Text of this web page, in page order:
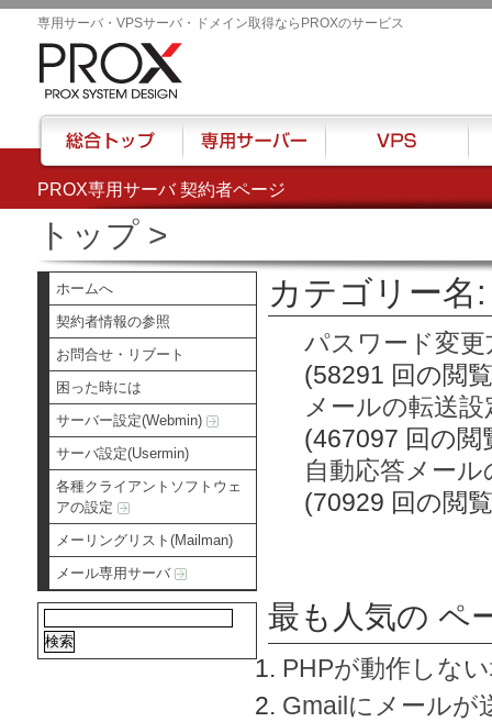
PROX専用サーバ 契約者ページ
専用サーバ・VPSサーバ・ドメイン取得ならPROXのサービス
トップ>
ホームへ
契約者情報の参照
お問合せ・リブート
困った時には
サーバー設定(Webmin)
サーバ設定(Usermin)
各種クライアントソフトウェ
アの設定
メーリングリスト(Mailman)
メール専用サーバ
カテゴリー名
パスワード変更
(58291 回の閲
メールの転送設
(467097 回の閲
自動応答メール
(70929 回の閲
最も人気の ペ
PHPが動作しな
Gmailにメールが
総合トップ 専用サーバー VPS ハ